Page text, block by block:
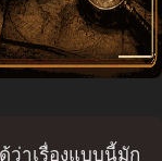
ว่าเรื่องแบบนี้มัก